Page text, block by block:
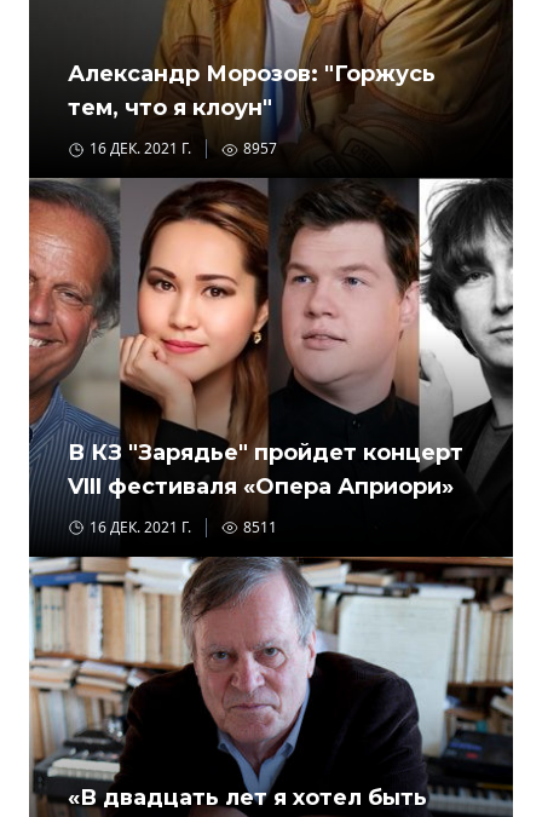
Александр Морозов: "Горжусь
тем, что я клоун"
16 ДЕК. 2021 Г. 8957
В КЗ "Зарядье" пройдет концерт
VIII фестиваля «Опера Априори»
16 ДЕК. 2021 Г. 8511
«В двадцать лет я хотел быть